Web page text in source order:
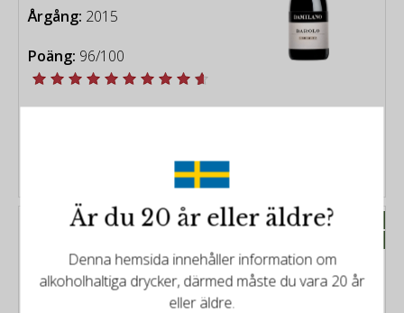
Årgång: 2015
Poäng: 96/100
Prissänkt
Damilano
Cerequio 2019
Typ:Rött vin från Piemonte
Är du 20 år eller äldre?
Denna hemsida innehåller information om
alkoholhaltiga drycker, därmed måste du vara 20 år
eller äldre.